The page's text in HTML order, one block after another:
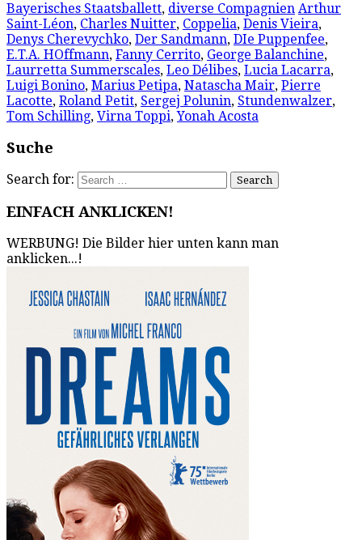
Bayerisches Staatsballett, diverse Compagnien Arthur
Saint-Léon, Charles Nuitter, Coppelia, Denis Vieira,
Denys Cherevychko, Der Sandmann, DIe Puppenfee,
E.T.A. HOffmann, Fanny Cerrito, George Balanchine,
Laurretta Summerscales, Leo Délibes, Lucia Lacarra,
Luigi Bonino, Marius Petipa, Natascha Mair, Pierre
Lacotte, Roland Petit, Sergej Polunin, Stundenwalzer,
Tom Schilling, Virna Toppi,Yonah Acosta
Suche
Search for:
EINFACH ANKLICKEN!
WERBUNG! Die Bilder hier unten kann man
anklicken...!